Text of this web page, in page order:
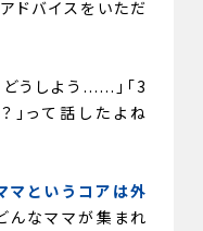
アドバイスをいただ
うしよう......」「3
」って話したよね
マというコアは外
んなママが集まれ